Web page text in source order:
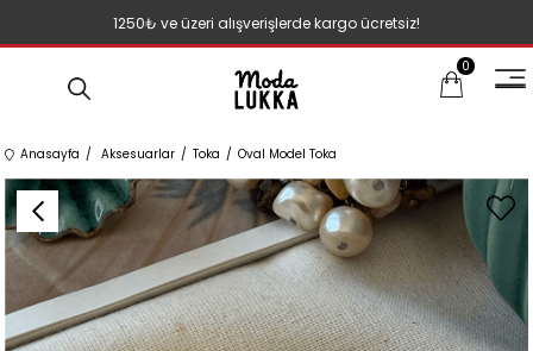
1250₺ ve üzeri alışverişlerde kargo ücretsiz!
0
Anasayfa Aksesuarlar Toka Oval Model Toka